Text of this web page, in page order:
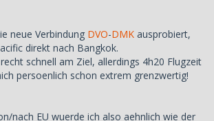
neue Verbindung DVO-DMK ausprobiert,
direkt nach Bangkok.
schnell am Ziel, allerdings 4h20 Flugzeit
persoenlich schon extrem grenzwertig!
nach EU wuerde ich also aehnlich wie der